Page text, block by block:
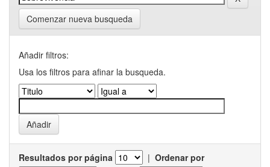
Comenzar nueva busqueda
Añadir filtros:
Usa los filtros para afinar la busqueda.
Resultados por página | Ordenar por